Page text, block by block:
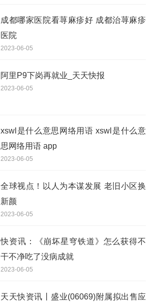
成都哪家医院看荨麻疹好 成都治荨麻疹
医院
2023-06-05
阿里P9下岗再就业_天天快报
2023-06-05
xswl是什么意思网络用语 xswl是什么意
思网络用语 app
2023-06-05
全球视点！以人为本谋发展 老旧小区换
新颜
2023-06-05
快资讯：《崩坏星穹铁道》怎么获得不
干不净吃了没病成就
2023-06-05
天天快资讯丨盛业(06069)附属拟出售应